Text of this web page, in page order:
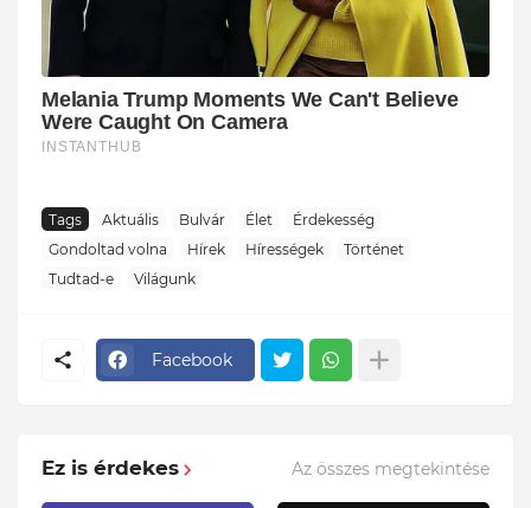
Tags Aktuális Bulvár Élet
Érdekesség
Gondoltad volna
Hírek Hírességek
Történet
Tudtad-e
Világunk
Facebook
Ez is érdekes Az összes megtekintése